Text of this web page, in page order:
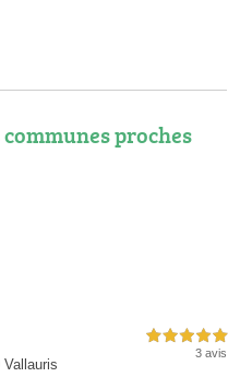
proches
5,0 étoiles sur 5
3 avis